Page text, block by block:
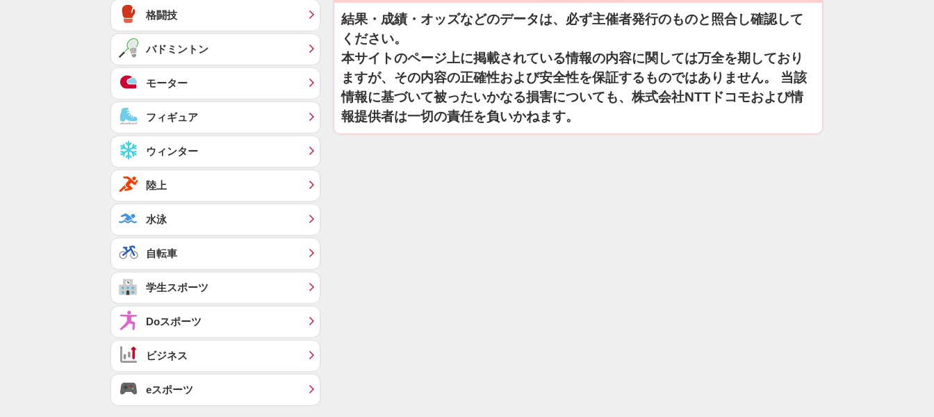
結果・成績・オッズなどのデータは、必ず主催者発行のものと照合し確認して
ください。
本サイトのページ上に掲載されている情報の内容に関しては万全を期しており
ますが、その内容の正確性および安全性を保証するものではありません。 当該
情報に基づいて被ったいかなる損害についても、株式会社NTTドコモおよび情
報提供者は一切の責任を負いかねます。
格闘技
バドミントン
モーター
フィギュア
ウィンター
陸上
水泳
自転車
学生スポーツ
Doスポーツ
ビジネス
eスポーツ